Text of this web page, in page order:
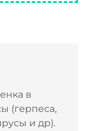
в
(герпеса,
и др).